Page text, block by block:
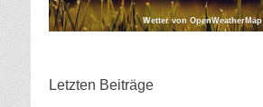
Wetter von OpenWeatherMap
Letzten Beiträge